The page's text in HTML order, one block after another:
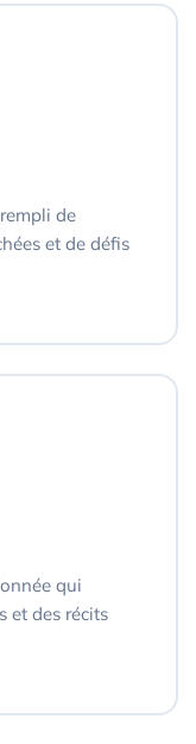
de
et de défis
qui
et des récits